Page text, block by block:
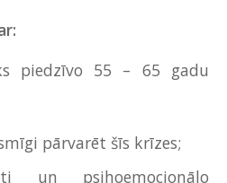
piedzīvo 55 – 65 gadu
pārvarēt šīs krīzes;
un psihoemocionālo